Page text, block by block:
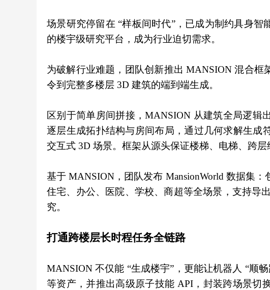
场景研究停留在 “样板间时代”，已成为制约具身
的楼宇级研究平台，成为行业迫切需求。
为破解行业难题，团队创新推出 MANSION 混合
令到完整多楼层 3D 建筑的端到端生成。
区别于简单房间拼接，MANSION 从建筑全局逻
逐层生成拓扑结构与房间布局，通过几何求解生成
交互式 3D 场景。框架从源头保证楼梯、电梯、跨层
基于 MANSION，团队发布 MansionWorld 数据集
住宅、办公、医院、学校、商超等全场景，支持导
究。
打通跨楼层长时程任务全链路
MANSION 不仅能 “生成楼宇”，更能让机器人 “顺
等资产，并推出高级原子技能 API，封装跨场景切